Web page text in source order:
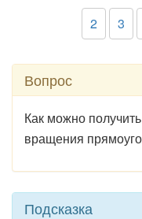
2 3
Вопрос
Как можно
вращения
Подсказка